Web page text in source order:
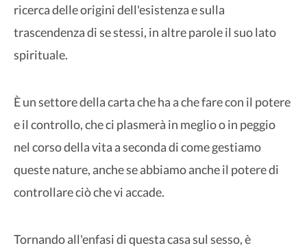
ricerca delle origini dell'esistenza e sulla
trascendenza di se stessi, in altre parole il suo lato
spirituale.
È un settore della carta che ha a che fare con il potere
e il controllo, che ci plasmerà in meglio o in peggio
nel corso della vita a seconda di come gestiamo
queste nature, anche se abbiamo anche il potere di
controllare ciò che vi accade.
Tornando all'enfasi di questa casa sul sesso, è